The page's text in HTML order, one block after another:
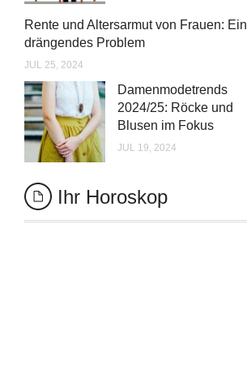
Rente und Altersarmut von Frauen: Ein
drängendes Problem
JUL 25, 2024
Damenmodetrends
2024/25: Röcke und
Blusen im Fokus
JUL 19, 2024
Ihr Horoskop